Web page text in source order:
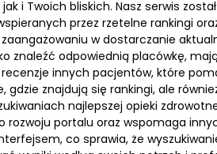
i Twoich bliskich. Nasz serwis
przez rzetelne rankingi
w dostarczanie
znaleźć odpowiednią placówkę,
innych pacjentów, które
gdzie znajdują się rankingi, ale
najlepszej opieki
rozwoju portalu oraz wspomaga
co sprawia, że